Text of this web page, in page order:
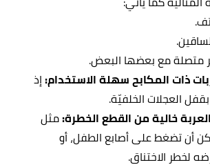
متصلة مع بعضها البعض.
ذات المكابح سهلة الاستخدام:إذ
العجلات الخلفيّة.
خالية من القطع الخطرة:مثل
أن تضغط على أصابع الطفل، أو
لخطر الاختناق.